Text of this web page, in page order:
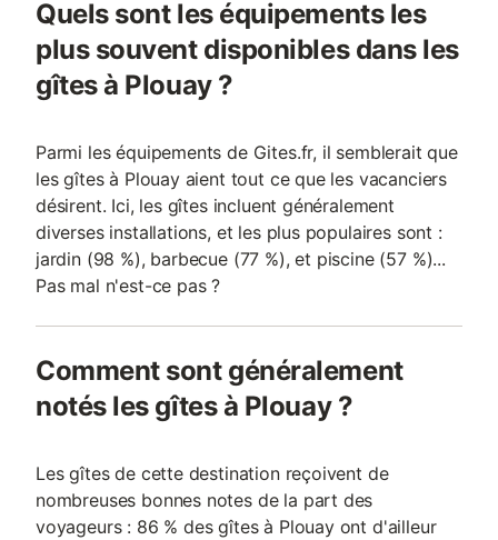
Côté Love – pour s’abandonner, aimer 🛏️ Lit Queen Size
confortable 🎬 Vidéoprojecteur et écran XXL avec Netflix &
Disney+ pour vos nuits cinéma 🛀 Baignoire balnéo avec jets
massants et chromothérapie pour un moment suspendu 🔥
Quels sont les équipements les
plus souvent disponibles dans les
gîtes à Plouay ?
Parmi les équipements de Gites.fr, il semblerait que
les gîtes à Plouay aient tout ce que les vacanciers
désirent. Ici, les gîtes incluent généralement
diverses installations, et les plus populaires sont :
jardin (98 %), barbecue (77 %), et piscine (57 %)...
Pas mal n'est-ce pas ?
Comment sont généralement
notés les gîtes à Plouay ?
Les gîtes de cette destination reçoivent de
nombreuses bonnes notes de la part des
voyageurs : 86 % des gîtes à Plouay ont d'ailleur